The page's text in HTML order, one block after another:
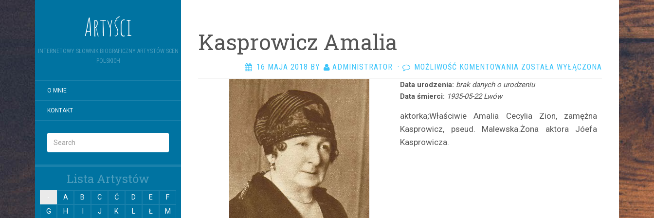
Artyści
INTERNETOWY SŁOWNIK BIOGRAFICZNY ARTYSTÓW SCEN
POLSKICH
O MNIE
KONTAKT
Lista Artystów
A B C Ć D E
F
G
H J K L Ł
M
Kasprowicz Amalia
16 MAJA 2018 BY ADMINISTRATOR · MOŻLIWOŚĆ KOMENTOWANIA KASPROWICZ
ZOSTAŁA WYŁĄCZONA
Data urodzenia: brak danych o urodzeniu
Data śmierci: 1935-05-22 Lwów
aktorka;Właściwie Amalia Cecylia Zion, zamężna
Kasprowicz, pseud. Malewska.Żona aktora Jóefa
Kasprowicza.